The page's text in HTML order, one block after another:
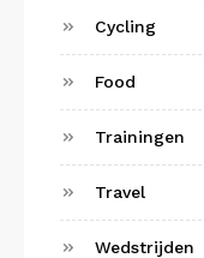
Cycling
Food
Trainingen
Travel
Wedstrijden